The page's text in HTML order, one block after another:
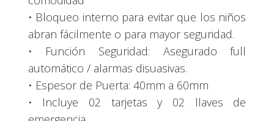
• Bloqueo interno para evitar que los niños
abran fácilmente o para mayor seguridad.
• Función Seguridad: Asegurado full
automático / alarmas disuasivas.
• Espesor de Puerta: 40mm a 60mm
• Incluye 02 tarjetas y 02 llaves de